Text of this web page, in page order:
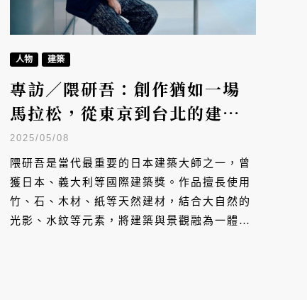
人物 建築
專訪／隈研吾：創作猶如一場
馬拉松，從東京到台北的建築
與城市共生哲學
2025/05/08
隈研吾是當代最重要的日本建築大師之一，曾
獲日本、義大利等國際建築獎。作品擅長使用
竹、石、木材、紙等天然建材，結合大自然的
光影、水紋等元素，將建築與景觀融為一體，